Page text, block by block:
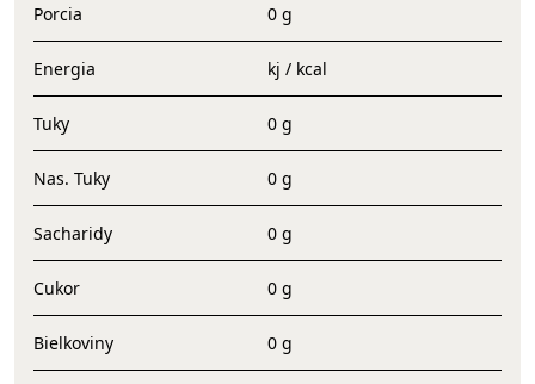
Porcia 0 g
Energia kj / kcal
Tuky 0 g
Nas. Tuky 0 g
Sacharidy 0 g
Cukor 0 g
Bielkoviny 0 g